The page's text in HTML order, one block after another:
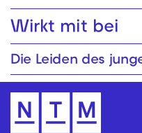
Wirkt mit bei
Die Leiden des